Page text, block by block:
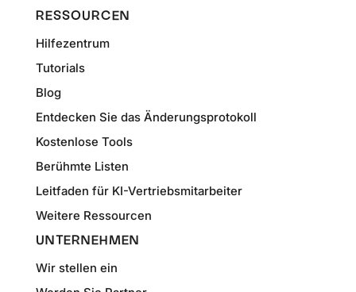
RESSOURCEN
Hilfezentrum
Tutorials
Blog
Entdecken Sie das Änderungsprotokoll
Kostenlose Tools
Berühmte Listen
Leitfaden für KI-Vertriebsmitarbeiter
Weitere Ressourcen
UNTERNEHMEN
Wir stellen ein